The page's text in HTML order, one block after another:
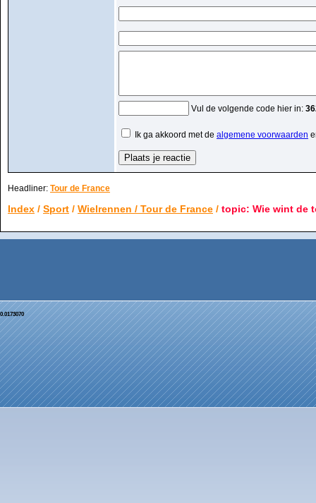
Vul de volgende code hier in:
Ik ga akkoord met de algemene voorwaarden
Headliner: Tour de France
Index / Sport / Wielrennen / Tour de France / topic: Wie wint de
0.0173070